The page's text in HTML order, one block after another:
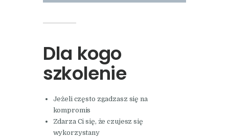
Dla kogo
szkolenie
Jeżeli często zgadzasz się na
kompromis
Zdarza Ci się, że czujesz się
wykorzystany